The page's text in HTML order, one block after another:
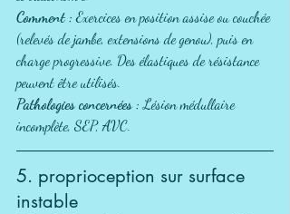
Comment : Exercices en position assise ou couchée
(relevés de jambe, extensions de genou), puis en
charge progressive. Des élastiques de résistance
peuvent être utilisés.
Pathologies concernées : Lésion médullaire
incomplète, SEP, AVC.
5. proprioception sur surface
instable